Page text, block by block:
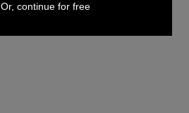
Or, continue for free